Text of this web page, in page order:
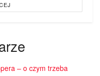
– o czym trzeba